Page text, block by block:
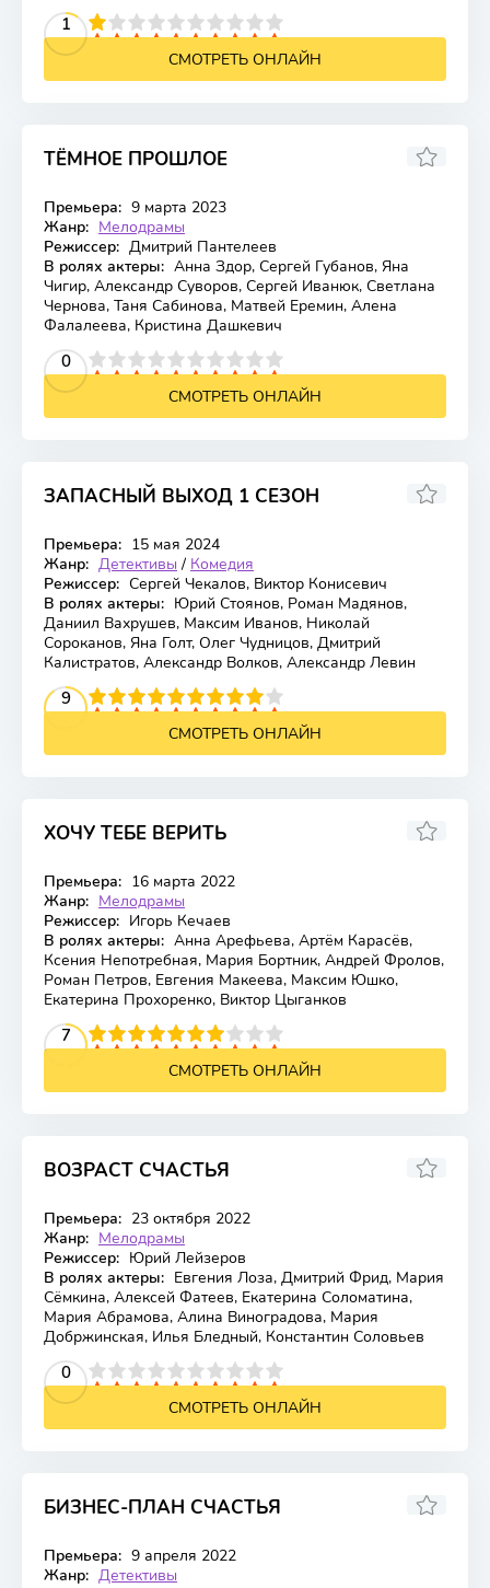
1
4 5 6 7 8 9 10
СМОТРЕТЬ ОНЛАЙН
ТЁМНОЕ ПРОШЛОЕ
Премьера: 9 марта 2023
Жанр: Мелодрамы
Режиссер: Дмитрий Пантелеев
В ролях актеры: Анна Здор, Сергей Губанов, Яна
Чигир, Александр Суворов, Сергей Иванюк, Светлана
Чернова, Таня Сабинова, Матвей Еремин, Алена
Фалалеева, Кристина Дашкевич
0
4 5 6 7 8 9 10
СМОТРЕТЬ ОНЛАЙН
ЗАПАСНЫЙ ВЫХОД 1 СЕЗОН
Премьера: 15 мая 2024
Жанр: Детективы / Комедия
Режиссер: Сергей Чекалов, Виктор Конисевич
В ролях актеры: Юрий Стоянов, Роман Мадянов,
Даниил Вахрушев, Максим Иванов, Николай
Сороканов, Яна Голт, Олег Чудницов, Дмитрий
Калистратов, Александр Волков, Александр Левин
9
4 5 6 7 8 9 10
СМОТРЕТЬ ОНЛАЙН
ХОЧУ ТЕБЕ ВЕРИТЬ
Премьера: 16 марта 2022
Жанр: Мелодрамы
Режиссер: Игорь Кечаев
В ролях актеры: Анна Арефьева, Артём Карасёв,
Ксения Непотребная, Мария Бортник, Андрей Фролов,
Роман Петров, Евгения Макеева, Максим Юшко,
Екатерина Прохоренко, Виктор Цыганков
7
4 5 6 7 8 9 10
СМОТРЕТЬ ОНЛАЙН
ВОЗРАСТ СЧАСТЬЯ
Премьера: 23 октября 2022
Жанр: Мелодрамы
Режиссер: Юрий Лейзеров
В ролях актеры: Евгения Лоза, Дмитрий Фрид, Мария
Сёмкина, Алексей Фатеев, Екатерина Соломатина,
Мария Абрамова, Алина Виноградова, Мария
Добржинская, Илья Бледный, Константин Соловьев
0
4 5 6 7 8 9 10
СМОТРЕТЬ ОНЛАЙН
БИЗНЕС-ПЛАН СЧАСТЬЯ
Премьера: 9 апреля 2022
Жанр: Детективы